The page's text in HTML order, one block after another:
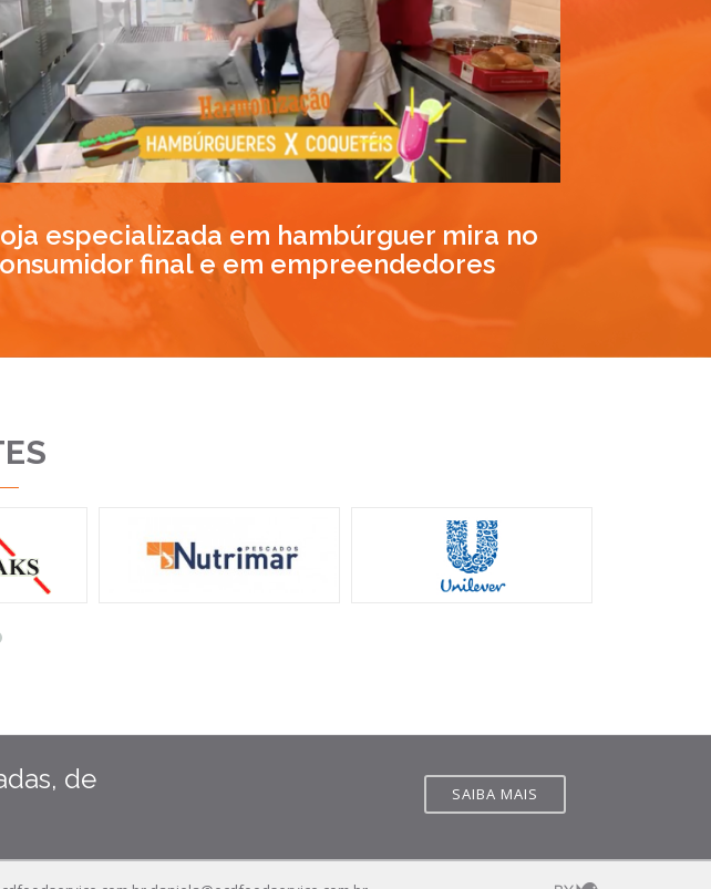
especializada em hambúrguer mira no
final e em empreendedores
de
SAIBA MAIS